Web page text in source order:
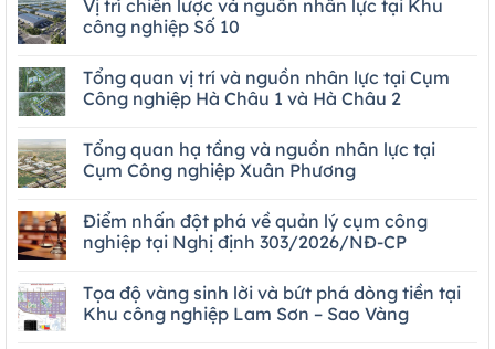
Vị trí chiến lược và nguồn nhân lực tại Khu
công nghiệp Số 10
Tổng quan vị trí và nguồn nhân lực tại Cụm
Công nghiệp Hà Châu 1 và Hà Châu 2
Tổng quan hạ tầng và nguồn nhân lực tại
Cụm Công nghiệp Xuân Phương
Điểm nhấn đột phá về quản lý cụm công
nghiệp tại Nghị định 303/2026/NĐ-CP
Tọa độ vàng sinh lời và bứt phá dòng tiền tại
Khu công nghiệp Lam Sơn – Sao Vàng